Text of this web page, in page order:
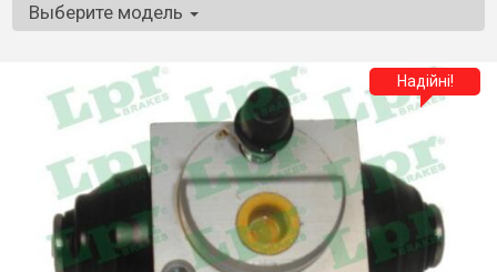
Выберите модель
Надійні!